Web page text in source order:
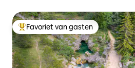
Topfavoriet van gasten
Favoriet van gasten